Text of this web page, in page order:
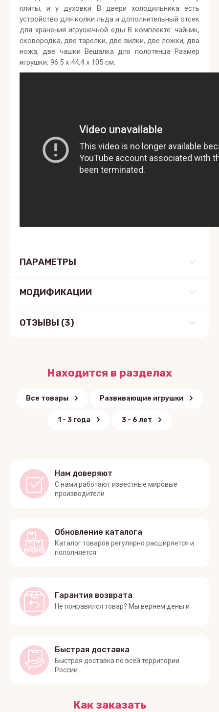
плиты, и у духовки В двери холодильника есть
устройство для колки льда и дополнительный отсек
для хранения игрушечной еды В комплекте: чайник,
сковородка, две тарелки, две вилки, две ложки, два
ножа, две чашки Вешалка для полотенца Размер
игрушки: 96.5 x 44,4 x 105 см.
ПАРАМЕТРЫ
МОДИФИКАЦИИ
ОТЗЫВЫ (3)
Находится в разделах
Все товары Развивающие игрушки
1 - 3 года 3 - 6 лет
Нам доверяют
С нами работают известные мировые
производители
Обновление каталога
Каталог товаров регулярно расширяется и
пополняется
Гарантия возврата
Не понравился товар? Мы вернем деньги
Быстрая доставка
Быстрая доставка по всей территории
России
Как заказать